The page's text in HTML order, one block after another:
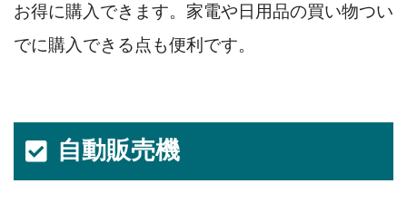
お得に購入できます。家電や日用品の買い物つい
でに購入できる点も便利です。
自動販売機